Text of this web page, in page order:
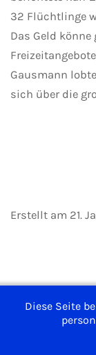
32 Flüchtlinge
Das Geld
Gausmann
sich über die
Erstellt am 21.
Diese Seite